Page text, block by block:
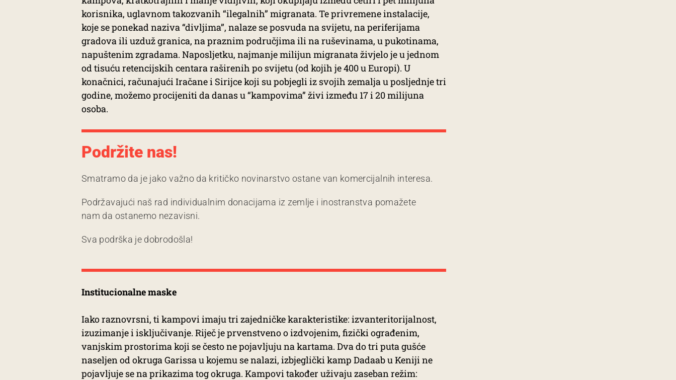
korisnika, uglavnom takozvanih “ilegalnih” migranata. Te privremene instalacije,
koje se ponekad naziva “divljima”, nalaze se posvuda na svijetu, na periferijama
gradova ili uzduž granica, na praznim područjima ili na ruševinama, u pukotinama,
napuštenim zgradama. Naposljetku, najmanje milijun migranata živjelo je u jednom
od tisuću retencijskih centara raširenih po svijetu (od kojih je 400 u Europi). U
konačnici, računajući Iračane i Sirijce koji su pobjegli iz svojih zemalja u posljednje tri
godine, možemo procijeniti da danas u “kampovima” živi između 17 i 20 milijuna
osoba.
Podržite nas!
Smatramo da je jako važno da kritičko novinarstvo ostane van komercijalnih interesa.
Podržavajući naš rad individualnim donacijama iz zemlje i inostranstva pomažete
nam da ostanemo nezavisni.
Sva podrška je dobrodošla!
Institucionalne maske
Iako raznovrsni, ti kampovi imaju tri zajedničke karakteristike: izvanteritorijalnost,
izuzimanje i isključivanje. Riječ je prvenstveno o izdvojenim, fizički ograđenim,
vanjskim prostorima koji se često ne pojavljuju na kartama. Dva do tri puta gušće
naseljen od okruga Garissa u kojemu se nalazi, izbjeglički kamp Dadaab u Keniji ne
pojavljuje se na prikazima tog okruga. Kampovi također uživaju zaseban režim: